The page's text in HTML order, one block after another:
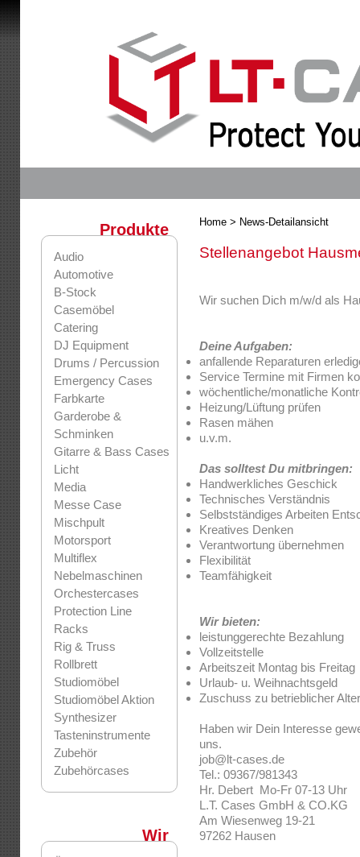
Produkte
Audio
Automotive
B-Stock
Casemöbel
Catering
DJ Equipment
Drums / Percussion
Emergency Cases
Farbkarte
Garderobe &
Schminken
Gitarre & Bass Cases
Licht
Media
Messe Case
Mischpult
Motorsport
Multiflex
Nebelmaschinen
Orchestercases
Protection Line
Racks
Rig & Truss
Rollbrett
Studiomöbel
Studiomöbel Aktion
Synthesizer
Tasteninstrumente
Zubehör
Zubehörcases
Wir
Home > News-Detailansicht
Stellenangebot
Wir suchen Dich m/w/d als
Deine Aufgaben:
anfallende Reparaturen
Service Termine mit Firmen
wöchentliche/monatliche
Heizung/Lüftung prüfen
Rasen mähen
u.v.m.
Das solltest Du mitbringen:
Handwerkliches Geschick
Technisches Verständnis
Selbstständiges Arbeiten
Kreatives Denken
Verantwortung übernehmen
Flexibilität
Teamfähigkeit
Wir bieten:
leistunggerechte Bezahlung
Vollzeitstelle
Arbeitszeit Montag bis Freitag
Urlaub- u. Weihnachtsgeld
Zuschuss zu betrieblicher
Haben wir Dein Interesse
uns.
job@lt-cases.de
Tel.: 09367/981343
Hr. Debert Mo-Fr 07-13 Uhr
L.T. Cases GmbH & CO.KG
Am Wiesenweg 19-21
97262 Hausen